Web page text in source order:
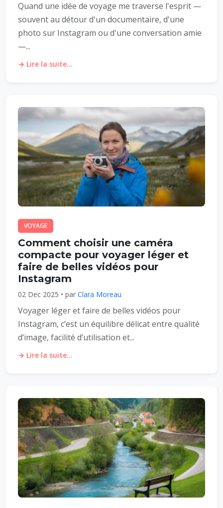
Quand une idée de voyage me traverse l'esprit —
souvent au détour d'un documentaire, d'une
photo sur Instagram ou d'une conversation amie
—...
→ Lire la suite...
VOYAGE
Comment choisir une caméra
compacte pour voyager léger et
faire de belles vidéos pour
Instagram
02 Dec 2025 • par Clara Moreau
Voyager léger et faire de belles vidéos pour
Instagram, c’est un équilibre délicat entre qualité
d’image, facilité d’utilisation et...
→ Lire la suite...